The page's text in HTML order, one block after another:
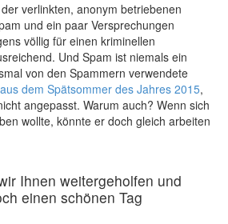
verlinkten, anonym betriebenen
und ein paar Versprechungen
völlig für einen kriminellen
Und Spam ist niemals ein
von den Spammern verwendete
dem Spätsommer des Jahres 2015,
angepasst. Warum auch? Wenn sich
wollte, könnte er doch gleich arbeiten
Ihnen weitergeholfen und
einen schönen Tag